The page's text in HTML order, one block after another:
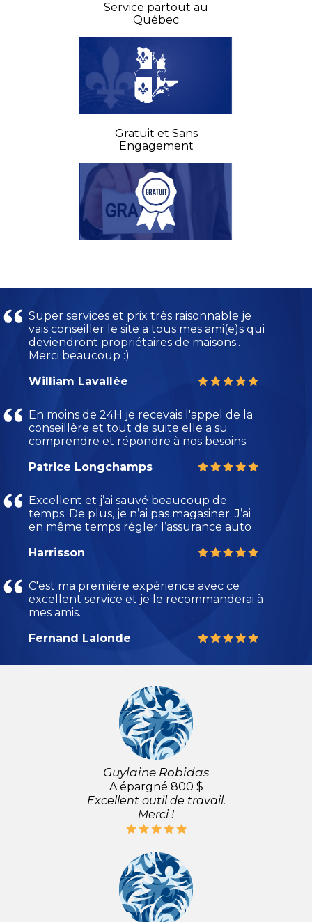
Service partout au
Québec
Gratuit et Sans
Engagement
Super services et prix très raisonnable je
vais conseiller le site a tous mes ami(e)s qui
deviendront propriétaires de maisons..
Merci beaucoup :)
William Lavallée
En moins de 24H je recevais l'appel de la
conseillère et tout de suite elle a su
comprendre et répondre à nos besoins.
Patrice Longchamps
Excellent et j’ai sauvé beaucoup de
temps. De plus, je n’ai pas magasiner. J’ai
en même temps régler l’assurance auto
Harrisson
C'est ma première expérience avec ce
excellent service et je le recommanderai à
mes amis.
Fernand Lalonde
Guylaine Robidas
A épargné 800 $
Excellent outil de travail.
Merci !